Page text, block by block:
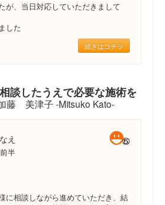
が、当日対応していただきまして
した
続きはコチラ
談したうえで必要な施術を
藤 美津子 -Mitsuko Kato-
え
半
に相談しながら進めていただき、結